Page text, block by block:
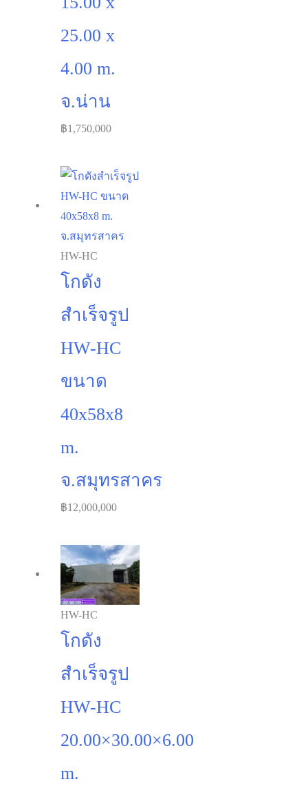
25.00 x
4.00 m.
จ.น่าน
฿1,750,000
HW-HC
โกดัง
สำเร็จรูป
HW-HC
ขนาด
40x58x8
m.
จ.สมุทรสาคร
฿12,000,000
HW-HC
โกดัง
สำเร็จรูป
HW-HC
20.00×30.00×6.00
m.